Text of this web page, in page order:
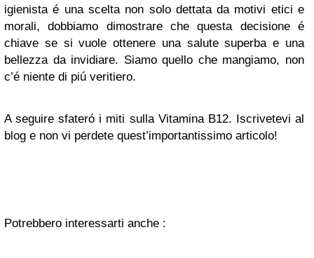
igienista é una scelta non solo dettata da motivi etici e
morali, dobbiamo dimostrare che questa decisione é
chiave se si vuole ottenere una salute superba e una
bellezza da invidiare. Siamo quello che mangiamo, non
c’é niente di piú veritiero.
A seguire sfateró i miti sulla Vitamina B12. Iscrivetevi al
blog e non vi perdete quest’importantissimo articolo!
Potrebbero interessarti anche :